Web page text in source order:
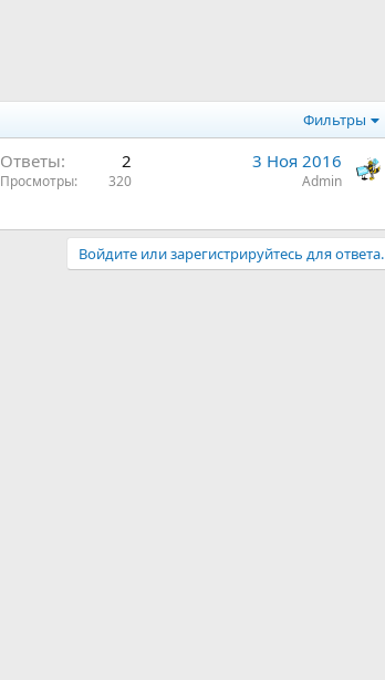
Фильтры
Ответы 2
Просмотры 320
3 Ноя 2016
Admin
Войдите или зарегистрируйтесь для ответа.